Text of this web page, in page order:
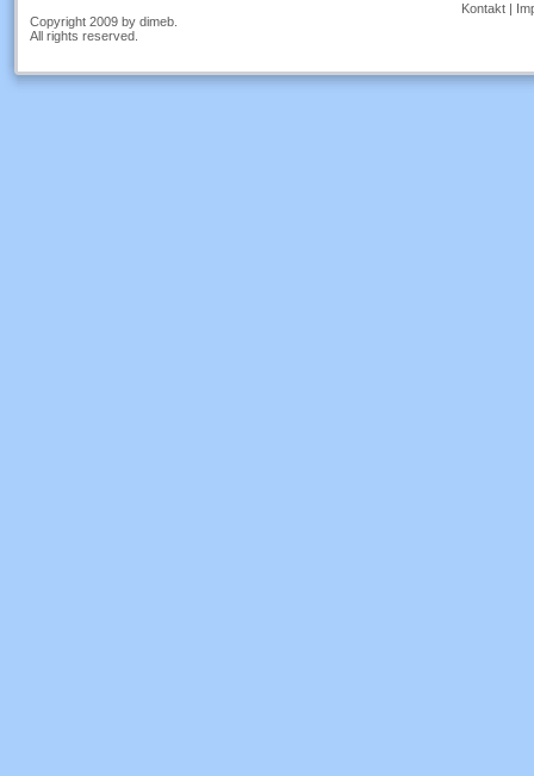
Copyright 2009 by dimeb.
All rights reserved.
Kontakt |